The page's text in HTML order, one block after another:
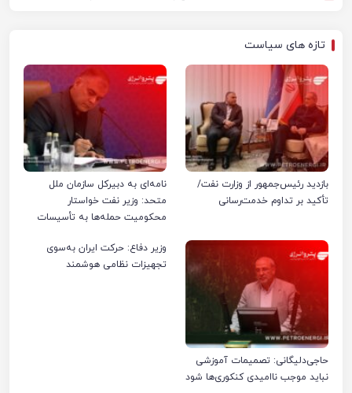
تازه های سیاست
بازدید رئیس‌جمهور از وزارت نفت/
تأکید بر تداوم خدمت‌رسانی
نامه‌ای به دبیرکل سازمان ملل
متحد: وزیر نفت خواستار
محکومیت حمله‌ها به تأسیسات
حاجی‌دلیگانی: تصمیمات آموزشی
نباید موجب ناامیدی کنکوری‌ها شود
وزیر دفاع: حرکت ایران به‌سوی
تجهیزات نظامی هوشمند